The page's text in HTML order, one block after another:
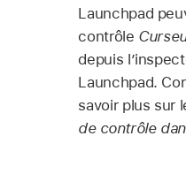
Launchpad
contrôle
depuis
Launchpad.
savoir plus sur
de contrôle